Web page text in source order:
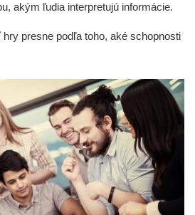
akým ľudia interpretujú informácie.
presne podľa toho, aké schopnosti